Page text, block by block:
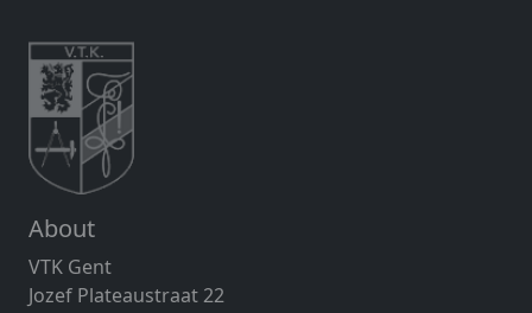
About
VTK Gent
Jozef Plateaustraat 22